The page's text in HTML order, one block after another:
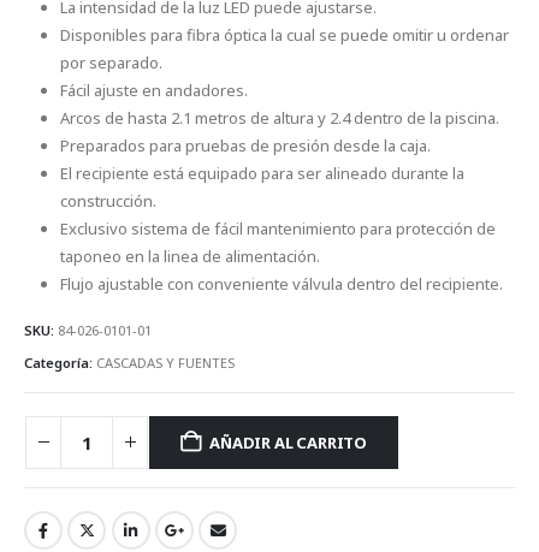
La intensidad de la luz LED puede ajustarse.
Disponibles para fibra óptica la cual se puede omitir u ordenar
por separado.
Fácil ajuste en andadores.
Arcos de hasta 2.1 metros de altura y 2.4 dentro de la piscina.
Preparados para pruebas de presión desde la caja.
El recipiente está equipado para ser alineado durante la
construcción.
Exclusivo sistema de fácil mantenimiento para protección de
taponeo en la linea de alimentación.
Flujo ajustable con conveniente válvula dentro del recipiente.
SKU: 84-026-0101-01
Categoría: CASCADAS Y FUENTES
AÑADIR AL CARRITO